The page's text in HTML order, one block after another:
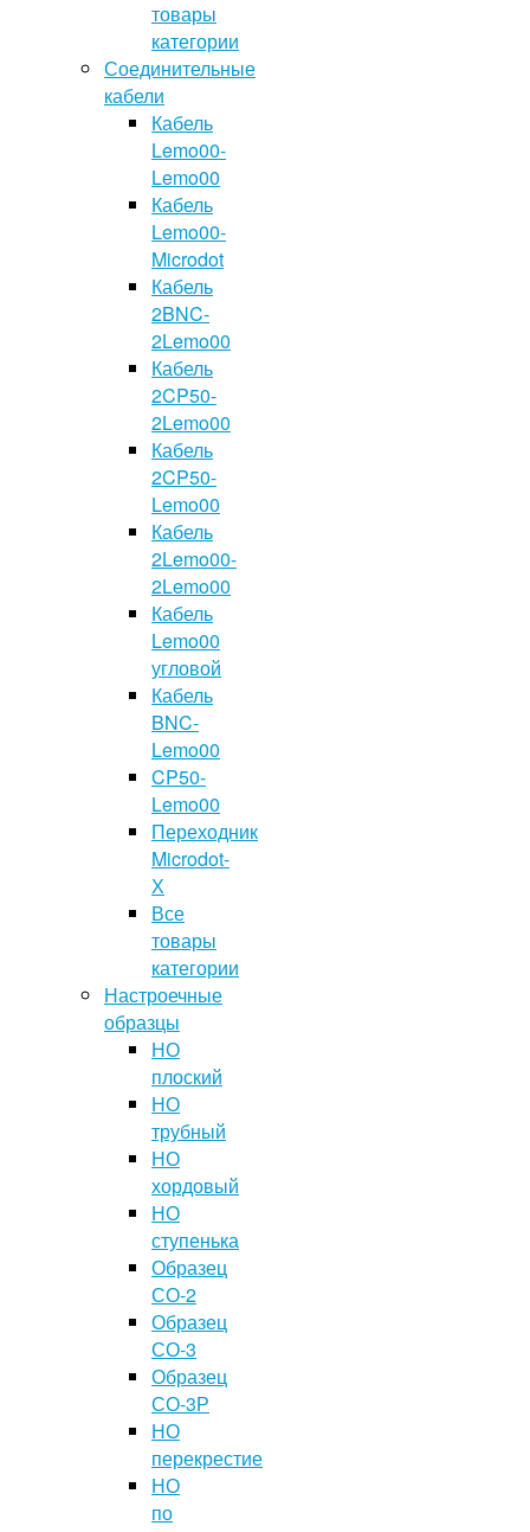
товары
категории
Соединительные
кабели
Кабель
Lemo00-
Lemo00
Кабель
Lemo00-
Microdot
Кабель
2BNC-
2Lemo00
Кабель
2CP50-
2Lemo00
Кабель
2CP50-
Lemo00
Кабель
2Lemo00-
2Lemo00
Кабель
Lemo00
угловой
Кабель
BNC-
Lemo00
CP50-
Lemo00
Переходник
Microdot-
Х
Все
товары
категории
Настроечные
образцы
НО
плоский
НО
трубный
НО
хордовый
НО
ступенька
Образец
СО-2
Образец
СО-3
Образец
СО-3Р
НО
перекрестие
НО
по